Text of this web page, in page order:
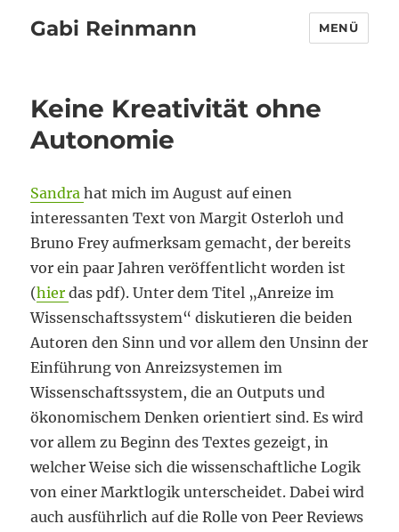
Gabi Reinmann MENÜ
Keine Kreativität ohne
Autonomie
Sandrahat mich im August auf einen
interessanten Text von Margit Osterloh und
Bruno Frey aufmerksam gemacht, der bereits
vor ein paar Jahren veröffentlicht worden ist
(hierdas pdf). Unter dem Titel „Anreize im
Wissenschaftssystem“ diskutieren die beiden
Autoren den Sinn und vor allem den Unsinn der
Einführung von Anreizsystemen im
Wissenschaftssystem, die an Outputs und
ökonomischem Denken orientiert sind. Es wird
vor allem zu Beginn des Textes gezeigt, in
welcher Weise sich die wissenschaftliche Logik
von einer Marktlogik unterscheidet. Dabei wird
auch ausführlich auf die Rolle von Peer Reviews